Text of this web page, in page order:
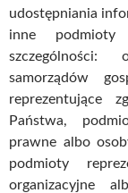
udostępniania
inne podmioty
szczególności:
samorządów
reprezentujące
Państwa,
prawne albo
podmioty
organizacyjne